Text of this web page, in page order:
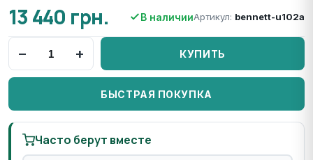
13 440 грн. В наличииАртикул: bennett-u102a
− + КУПИТЬ
БЫСТРАЯ ПОКУПКА
Часто берут вместе